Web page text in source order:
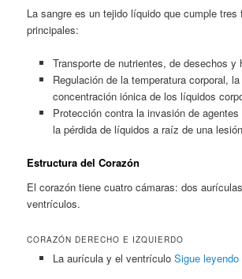
La sangre es un tejido líquido que cumple tres
principales:
Transporte de nutrientes, de desechos y
Regulación de la temperatura corporal,
concentración iónica de los líquidos
Protección contra la invasión de
la pérdida de líquidos a raíz de una
Estructura del Corazón
El corazón tiene cuatro cámaras: dos
ventrículos.
CORAZÓN DERECHO E IZQUIERDO
La aurícula y el ventrículo Sigue leyendo